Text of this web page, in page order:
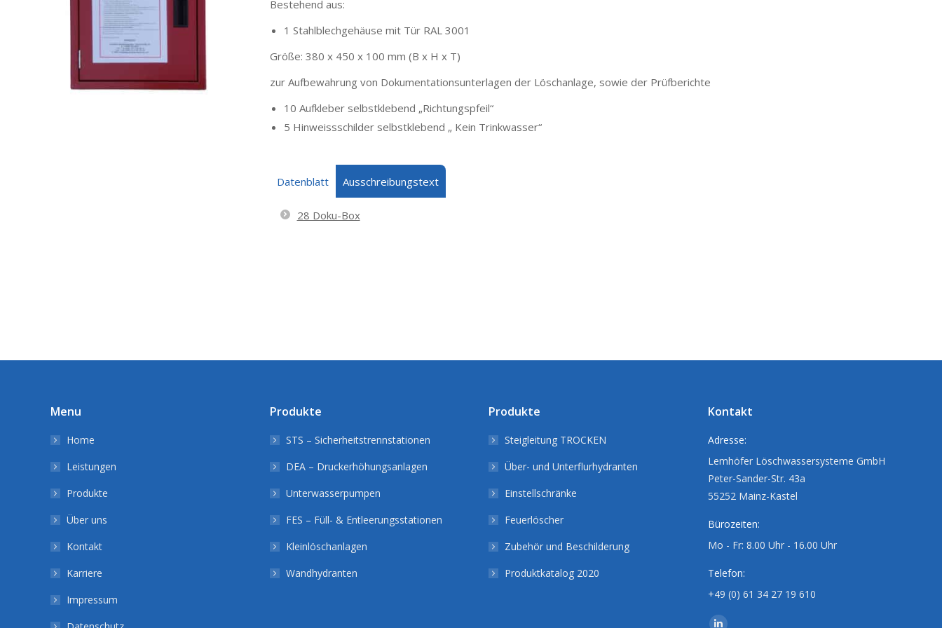
Bestehend aus:
1 Stahlblechgehäuse mit Tür RAL 3001
Größe: 380 x 450 x 100 mm (B x H x T)
zur Aufbewahrung von Dokumentationsunterlagen der Löschanlage, sowie der Prüfberichte
10 Aufkleber selbstklebend „Richtungspfeil“
5 Hinweissschilder selbstklebend „ Kein Trinkwasser“
Datenblatt Ausschreibungstext
28 Doku-Box
Menu
Home
Leistungen
Produkte
Über uns
Kontakt
Karriere
Impressum
Produkte
STS – Sicherheitstrennstationen
DEA – Druckerhöhungsanlagen
Unterwasserpumpen
FES – Füll- & Entleerungsstationen
Kleinlöschanlagen
Wandhydranten
Produkte
Steigleitung TROCKEN
Über- und Unterflurhydranten
Einstellschränke
Feuerlöscher
Zubehör und Beschilderung
Produktkatalog 2020
Kontakt
Adresse:
Lemhöfer Löschwassersysteme GmbH
Peter-Sander-Str. 43a
55252 Mainz-Kastel
Bürozeiten:
Mo - Fr: 8.00 Uhr - 16.00 Uhr
Telefon:
+49 (0) 61 34 27 19 610
Finden Sie uns auf: